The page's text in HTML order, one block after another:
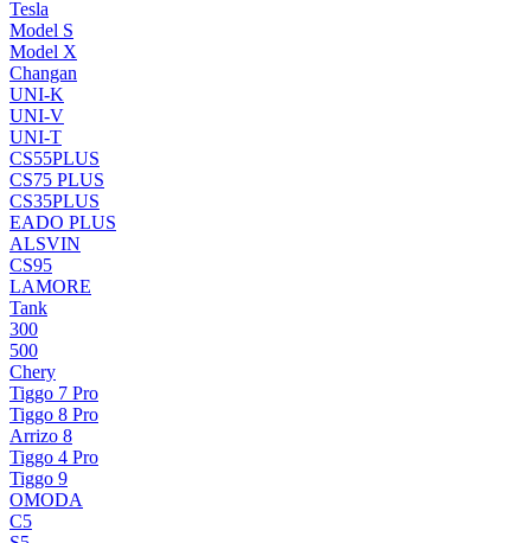
Tesla
Model S
Model X
Changan
UNI-K
UNI-V
UNI-T
CS55PLUS
CS75 PLUS
CS35PLUS
EADO PLUS
ALSVIN
CS95
LAMORE
Tank
300
500
Chery
Tiggo 7 Pro
Tiggo 8 Pro
Arrizo 8
Tiggo 4 Pro
Tiggo 9
OMODA
C5